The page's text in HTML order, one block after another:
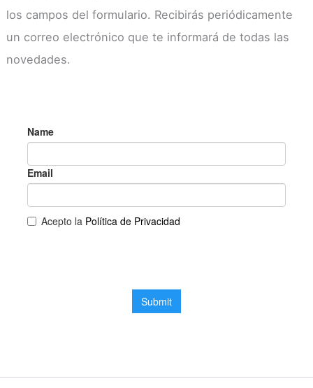
los campos del formulario. Recibirás periódicamente
un correo electrónico que te informará de todas las
novedades.